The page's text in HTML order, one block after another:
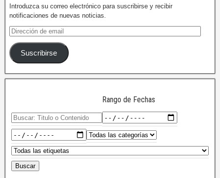
Introduzca su correo electrónico para suscribirse y recibir
notificaciones de nuevas noticias.
Suscribirse
Rango de Fechas